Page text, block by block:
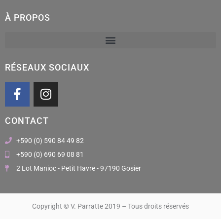
À PROPOS
RÉSEAUX SOCIAUX
F
a
e
b
o
o
k
I
n
t
a
g
r
a
CONTACT
+590 (0) 590 84 49 82
+590 (0) 690 69 08 81
2 Lot Manioc - Petit Havre - 97190 Gosier
Copyright © V. Parratte 2019 – Tous droits réservés